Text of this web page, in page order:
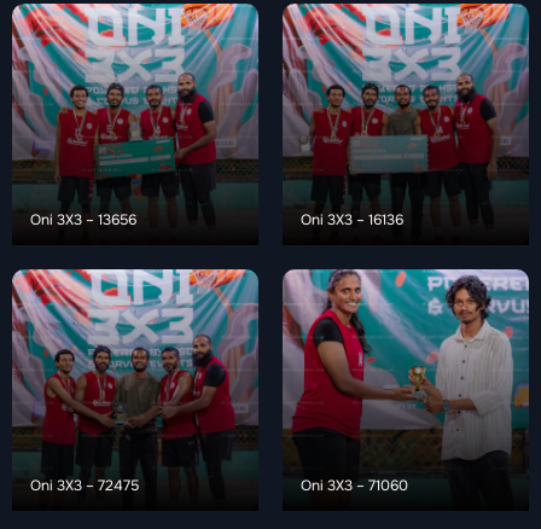
Oni 3X3 – 13656 Oni 3X3 – 16136
Oni 3X3 – 72475 Oni 3X3 – 71060